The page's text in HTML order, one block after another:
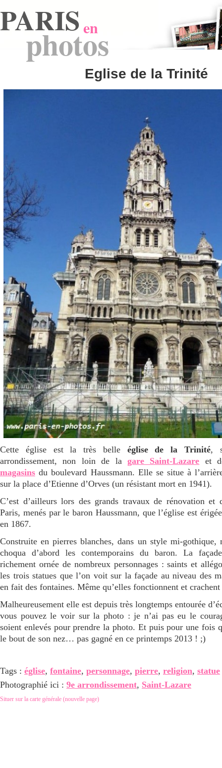
PARISen
photos
Eglise de la Trinité
Cette église est la très belle église de la Trinité,
arrondissement, non loin de la gare Saint-Lazare et
magasins du boulevard Haussmann. Elle se situe à
sur la place d’Etienne d’Orves (un résistant mort en 1941).
C’est d’ailleurs lors des grands travaux de rénovation et
Paris, menés par le baron Haussmann, que l’église est
en 1867.
Construite en pierres blanches, dans un style mi-gothique,
choqua d’abord les contemporains du baron. La
richement ornée de nombreux personnages : saints et
les trois statues que l’on voit sur la façade au niveau des
en fait des fontaines. Même qu’elles fonctionnent et crachent
Malheureusement elle est depuis très longtemps entourée
vous pouvez le voir sur la photo : je n’ai pas eu le
soient enlevés pour prendre la photo. Et puis pour une fois
le bout de son nez… pas gagné en ce printemps 2013 ! ;)
Tags : église, fontaine, personnage, pierre, religion, statue
Photographié ici : 9e arrondissement, Saint-Lazare
Situer sur la carte générale (nouvelle page)